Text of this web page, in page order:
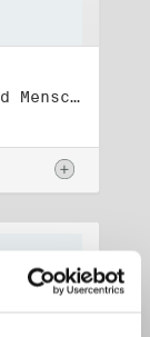
Titel: Initiative Frieden und Menschenrechte (1)